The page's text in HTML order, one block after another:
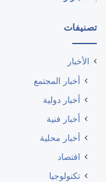
تصنيفات
الأخبار
أخبار المجتمع
أخبار دولية
أخبار فنية
أخبار محلية
اقتصاد
تكنولوجيا